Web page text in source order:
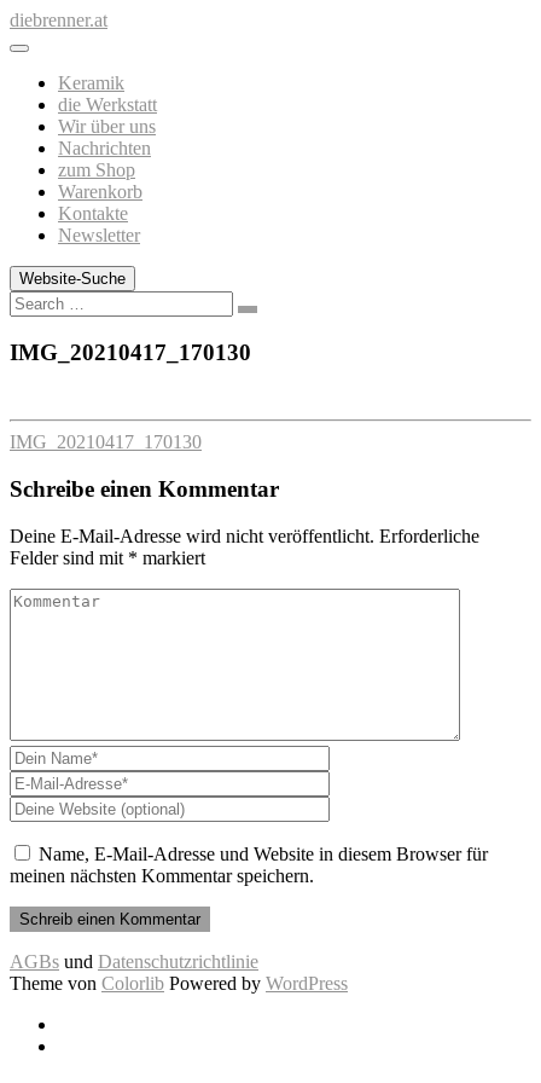
Zum
Inhalt
diebrenner.at
Keramik
die Werkstatt
Wir über uns
Nachrichten
zum Shop
Warenkorb
Kontakte
Newsletter
Website-Suche
Search
IMG_20210417_170130
IMG_20210417_170130
Schreibe einen Kommentar
Deine E-Mail-Adresse wird nicht veröffentlicht. Erforderliche
Felder sind mit * markiert
Name, E-Mail-Adresse und Website in diesem Browser für
meinen nächsten Kommentar speichern.
AGBs und Datenschutzrichtlinie
Theme von Colorlib Powered by WordPress